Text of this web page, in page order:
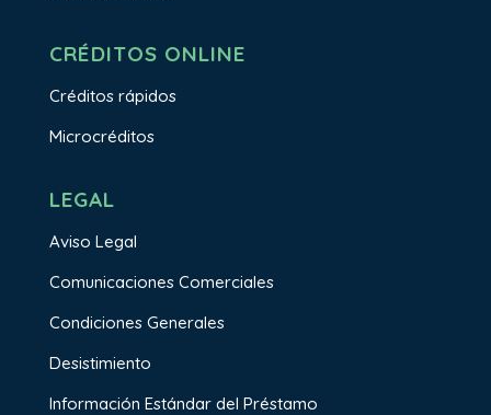
CRÉDITOS ONLINE
Créditos rápidos
Microcréditos
LEGAL
Aviso Legal
Comunicaciones Comerciales
Condiciones Generales
Desistimiento
Información Estándar del Préstamo